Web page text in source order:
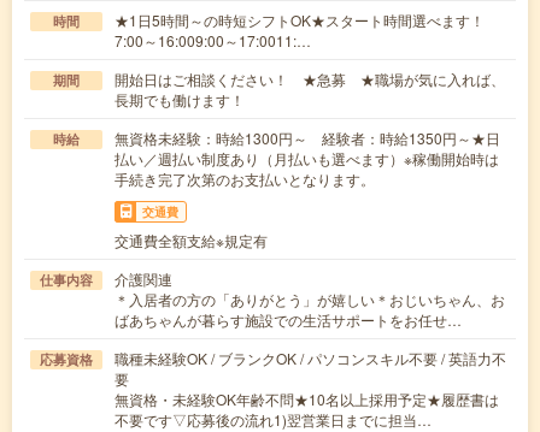
時間
★1日5時間～の時短シフトOK★スタート時間選べます！
7:00～16:009:00～17:0011:…
期間
開始日はご相談ください！ ★急募 ★職場が気に入れば、
長期でも働けます！
時給
無資格未経験：時給1300円～ 経験者：時給1350円～★日
払い／週払い制度あり（月払いも選べます）※稼働開始時は
手続き完了次第のお支払いとなります。
交通費
交通費全額支給※規定有
仕事内容
介護関連
＊入居者の方の「ありがとう」が嬉しい＊おじいちゃん、お
ばあちゃんが暮らす施設での生活サポートをお任せ…
応募資格
職種未経験OK / ブランクOK / パソコンスキル不要 / 英語力不
要
無資格・未経験OK年齢不問★10名以上採用予定★履歴書は
不要です▽応募後の流れ1)翌営業日までに担当…